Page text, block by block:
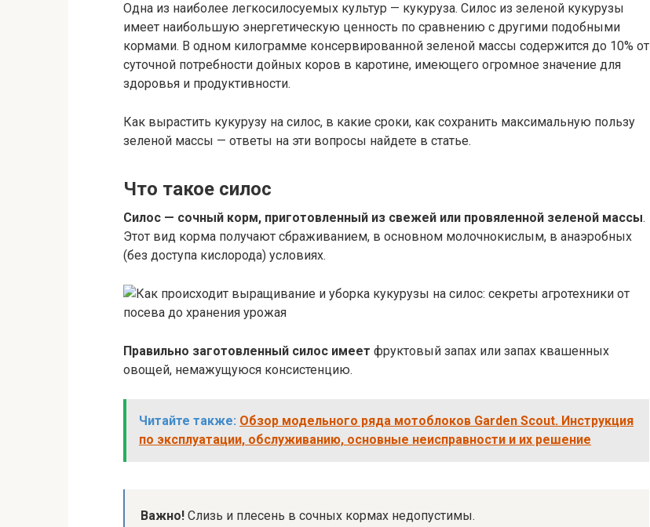
Одна из наиболее легкосилосуемых культур — кукуруза. Силос из зеленой кукурузы
имеет наибольшую энергетическую ценность по сравнению с другими подобными
кормами. В одном килограмме консервированной зеленой массы содержится до 10% от
суточной потребности дойных коров в каротине, имеющего огромное значение для
здоровья и продуктивности.
Как вырастить кукурузу на силос, в какие сроки, как сохранить максимальную пользу
зеленой массы — ответы на эти вопросы найдете в статье.
Что такое силос
Силос — сочный корм, приготовленный из свежей или провяленной зеленой массы.
Этот вид корма получают сбраживанием, в основном молочнокислым, в анаэробных
(без доступа кислорода) условиях.
Правильно заготовленный силос имеет фруктовый запах или запах квашенных
овощей, немажущуюся консистенцию.
Читайте также: Обзор модельного ряда мотоблоков Garden Scout. Инструкция
по эксплуатации, обслуживанию, основные неисправности и их решение
Важно! Слизь и плесень в сочных кормах недопустимы.